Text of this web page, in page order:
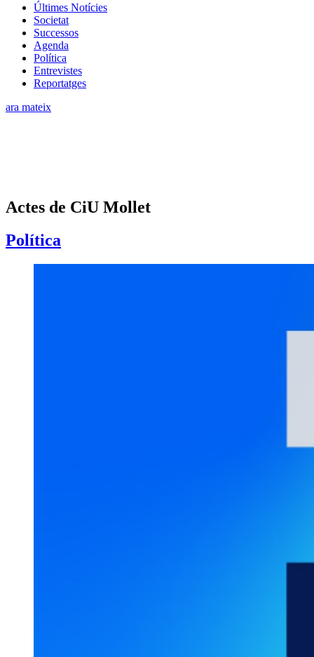
Últimes Notícies
Societat
Successos
Agenda
Política
Entrevistes
Reportatges
ara mateix
Actes de CiU Mollet
Política